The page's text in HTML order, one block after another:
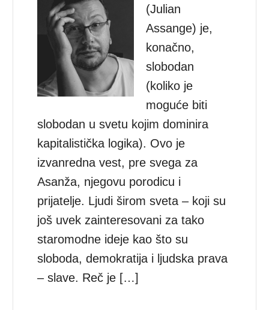
(Julian
Assange) je,
konačno,
slobodan
(koliko je
moguće biti
slobodan u svetu kojim dominira
kapitalistička logika). Ovo je
izvanredna vest, pre svega za
Asanža, njegovu porodicu i
prijatelje. Ljudi širom sveta – koji su
još uvek zainteresovani za tako
staromodne ideje kao što su
sloboda, demokratija i ljudska prava
– slave. Reč je […]